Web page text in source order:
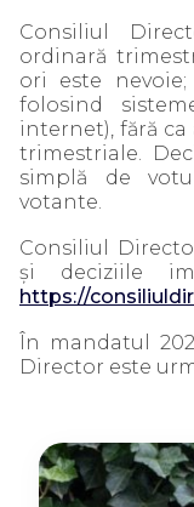
Consiliul
ordinară
ori este
folosind
internet), fără
trimestriale.
simplă de
votante.
Consiliul
și deciziile
https://
În mandatul
Director este